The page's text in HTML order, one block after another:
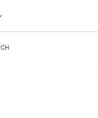
растения